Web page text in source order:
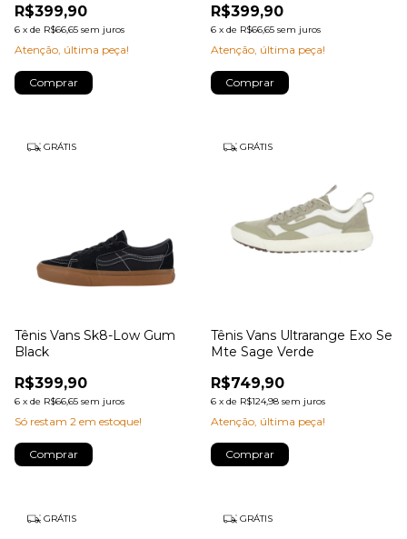
R$399,90
6 x de R$66,65 sem juros
Atenção, última peça!
Comprar
R$399,90
6 x de R$66,65 sem juros
Atenção, última peça!
Comprar
GRÁTIS
Tênis Vans Sk8-Low Gum
Black
R$399,90
6 x de R$66,65 sem juros
Só restam 2 em estoque!
Comprar
GRÁTIS
Tênis Vans Ultrarange Exo Se
Mte Sage Verde
R$749,90
6 x de R$124,98 sem juros
Atenção, última peça!
Comprar
GRÁTIS GRÁTIS